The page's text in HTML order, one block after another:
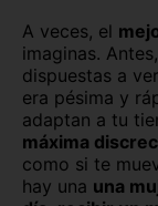
A veces, el
imaginas.
dispuestas a
era pésima y
adaptan a tu
máxima
como si te
hay una una